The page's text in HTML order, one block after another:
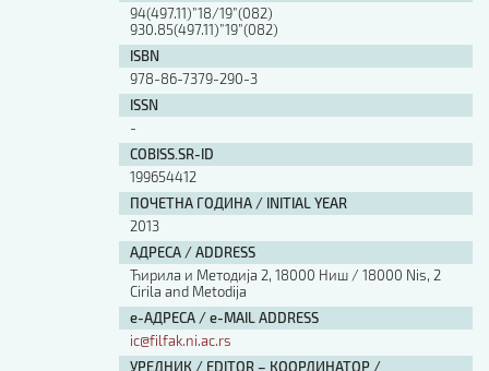
94(497.11)”18/19”(082)
930.85(497.11)”19”(082)
ISBN
978-86-7379-290-3
ISSN
-
COBISS.SR-ID
199654412
ПОЧЕТНА ГОДИНА / INITIAL YEAR
2013
АДРЕСА / ADDRESS
Ћирила и Методија 2, 18000 Ниш / 18000 Nis, 2
Cirila and Metodija
е-АДРЕСА / e-MAIL ADDRESS
ic@filfak.ni.ac.rs
УРЕДНИК / EDITOR – КООРДИНАТОР /